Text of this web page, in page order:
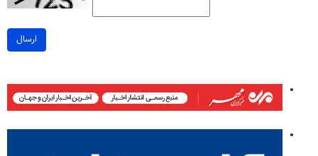
ارسال